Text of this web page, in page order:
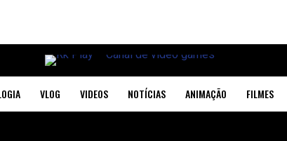
VLOG VIDEOS NOTÍCIAS ANIMAÇÃO FILMES